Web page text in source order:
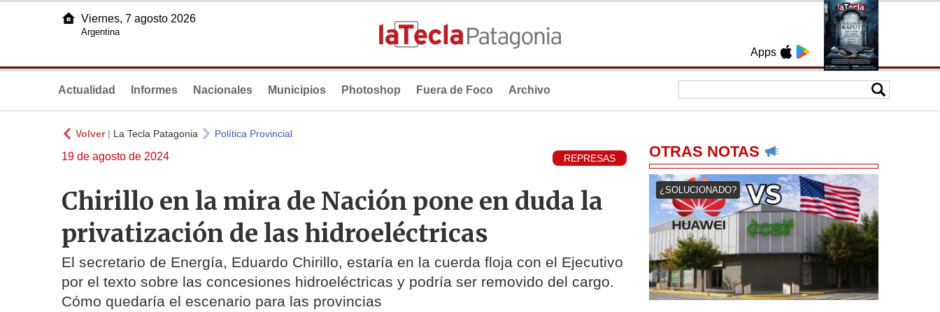
Apps
Viernes, 7 agosto 2026
Argentina
Actualidad Informes Nacionales Municipios Photoshop Fuera de Foco Archivo
Volver| La Tecla Patagonia Política Provincial
19 de agosto de 2024 REPRESAS
Chirillo en la mira de Nación pone en duda la
privatización de las hidroeléctricas
El secretario de Energía, Eduardo Chirillo, estaría en la cuerda floja con el Ejecutivo
por el texto sobre las concesiones hidroeléctricas y podría ser removido del cargo.
Cómo quedaría el escenario para las provincias
OTRAS NOTAS
¿SOLUCIONADO?